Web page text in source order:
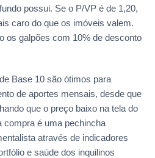
possui. Se o P/VP é de 1,20,
caro do que os imóveis valem.
os galpões com 10% de desconto
Base 10 são ótimos para
de aportes mensais, desde que
que o preço baixo na tela do
compra é uma pechincha
através de indicadores
e saúde dos inquilinos